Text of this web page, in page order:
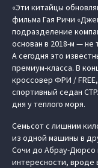
«Эти китайцы
фильма Гая Ричи
подразделение
основан в 2018-м — не
А сегодня это
премиум-класса. В
кроссовер ФРИ /
спортивный седан
дня у теплого моря.
Семьсот с лишним
из одной машины в
Сочи до Абрау-Дюрсо
интересности,